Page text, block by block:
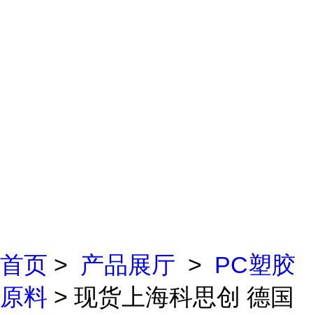
首页 > 产品展厅 > PC塑胶
原料 > 现货上海科思创 德国